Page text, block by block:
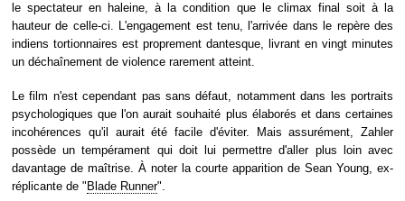
le spectateur en haleine, à la condition que le climax final soit à la
hauteur de celle-ci. L'engagement est tenu, l'arrivée dans le repère des
indiens tortionnaires est proprement dantesque, livrant en vingt minutes
un déchaînement de violence rarement atteint.
Le film n'est cependant pas sans défaut, notamment dans les portraits
psychologiques que l'on aurait souhaité plus élaborés et dans certaines
incohérences qu'il aurait été facile d'éviter. Mais assurément, Zahler
possède un tempérament qui doit lui permettre d'aller plus loin avec
davantage de maîtrise. À noter la courte apparition de Sean Young, ex-
réplicante de " Blade Runner".